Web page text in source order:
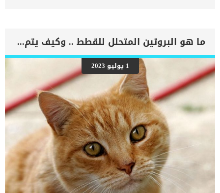
، فقد يؤدي إلى الوفاة. يمكن ان تخضع هذه الحالة الى العلاج بالادوية
ولكن العلاج بالجراحة هو الافضل والحاسم. اقرا ايضا: ارتجاع احماض
المعدة عند الكلاب علامات متلازمة توسع المعدة عند الكلاب _ألم فى
البطن _الخمول _انتفاخ _قئ _قلس الاسباب الكامنة خلف متلازمة الانفتال
عند الكلاب على الرغم من عدم وجود سبب محدد لـ GDV ، إلا أن هناك عددًا
قليلاً من عوامل الخطر التي تم تأكيدها مثل الشيخوخة, والسلالات ذات
الصدر العريض. اقرا ايضا: كيف تتعامل مع المعدة الحساسة عند الكلاب ؟
كيف يقوم الطبيب البيطرى بتشخيص الحالة ؟ سيكون لدى معظم […]
ما هو البروتين المتحلل للقطط .. وكيف يتم تقديمه لها ؟
1 يوليو 2023